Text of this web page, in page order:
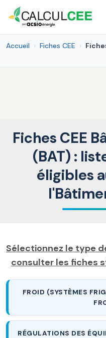
Accueil Fiches CEE
Fiches CEE
(BAT) :
éligibles
Sélectionnez le type
consulter les fiches
FROID (SYSTÈMES
RÉGULATIONS DES